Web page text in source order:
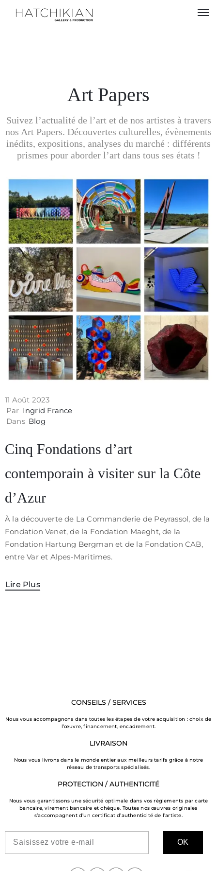
Visitez
notre
Art
Lire
notre
Magazine
Contact
Politique
de
confidentialité
CGV
Art Papers
Suivez l’actualité de l’art et de nos artistes à travers
nos Art Papers. Découvertes culturelles, évènements
inédits, expositions, analyses du marché : différents
prismes pour aborder l’art dans tous ses états !
11 Août 2023
Par Ingrid France
Dans Blog
Cinq Fondations d’art
contemporain à visiter sur la Côte
d’Azur
À la découverte de La Commanderie de Peyrassol, de la
Fondation Venet, de la Fondation Maeght, de la
Fondation Hartung Bergman et de la Fondation CAB,
entre Var et Alpes-Maritimes.
Lire Plus
CONSEILS / SERVICES
Nous vous accompagnons dans toutes les étapes de votre acquisition : choix de
l’œuvre, financement, encadrement.
LIVRAISON
Nous vous livrons dans le monde entier aux meilleurs tarifs grâce à notre
réseau de transports spécialisés.
PROTECTION / AUTHENTICITÉ
Nous vous garantissons une sécurité optimale dans vos règlements par carte
bancaire, virement bancaire et chèque. Toutes nos œuvres originales
s’accompagnent d’un certificat d’authenticité de l’artiste.
OK